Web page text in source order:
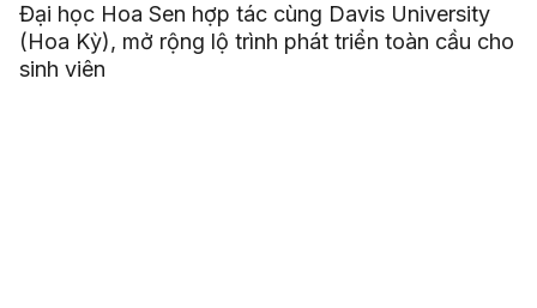
Đại học Hoa Sen hợp tác cùng Davis University
(Hoa Kỳ), mở rộng lộ trình phát triển toàn cầu cho
sinh viên